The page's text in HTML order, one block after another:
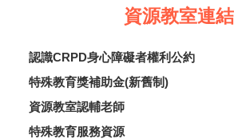
資源教室連結
認識CRPD身心障礙者權利公約
特殊教育獎補助金(新舊制)
資源教室認輔老師
特殊教育服務資源